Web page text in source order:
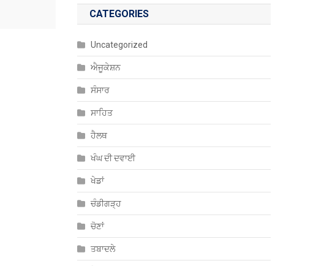
CATEGORIES
Uncategorized
ਐਜੂਕੇਸ਼ਨ
ਸੰਸਾਰ
ਸਾਹਿਤ
ਹੈਲਥ
ਖੰਘ ਦੀ ਦਵਾਈ
ਖੇਡਾਂ
ਚੰਡੀਗੜ੍ਹ
ਚੋਣਾਂ
ਤਬਾਦਲੇ